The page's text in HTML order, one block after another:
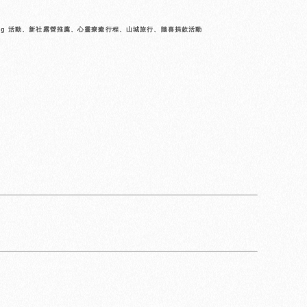
動、新社露營推薦、心靈療癒行程、山城旅行、隨喜捐款活動